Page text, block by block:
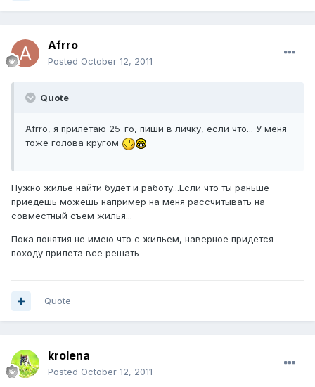
Afrro
Posted October 12, 2011
Quote
Afrro, я прилетаю 25-го, пиши в личку, если что... У меня
тоже голова кругом
Нужно жилье найти будет и работу...Если что ты раньше
приедешь можешь например на меня рассчитывать на
совместный съем жилья...
Пока понятия не имею что с жильем, наверное придется
походу прилета все решать
Quote
krolena
Posted October 12, 2011